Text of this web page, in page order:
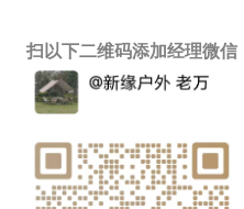
扫以下二维码添加经理微信